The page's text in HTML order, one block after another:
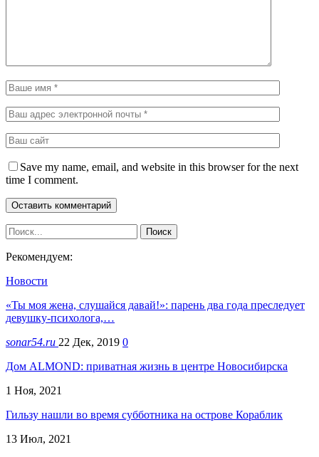
Save my name, email, and website in this browser for the next
time I comment.
Рекомендуем:
Новости
«Ты моя жена, слушайся давай!»: парень два года преследует
девушку-психолога,…
sonar54.ru 22 Дек, 2019 0
Дом ALMOND: приватная жизнь в центре Новосибирска
1 Ноя, 2021
Гильзу нашли во время субботника на острове Кораблик
13 Июл, 2021